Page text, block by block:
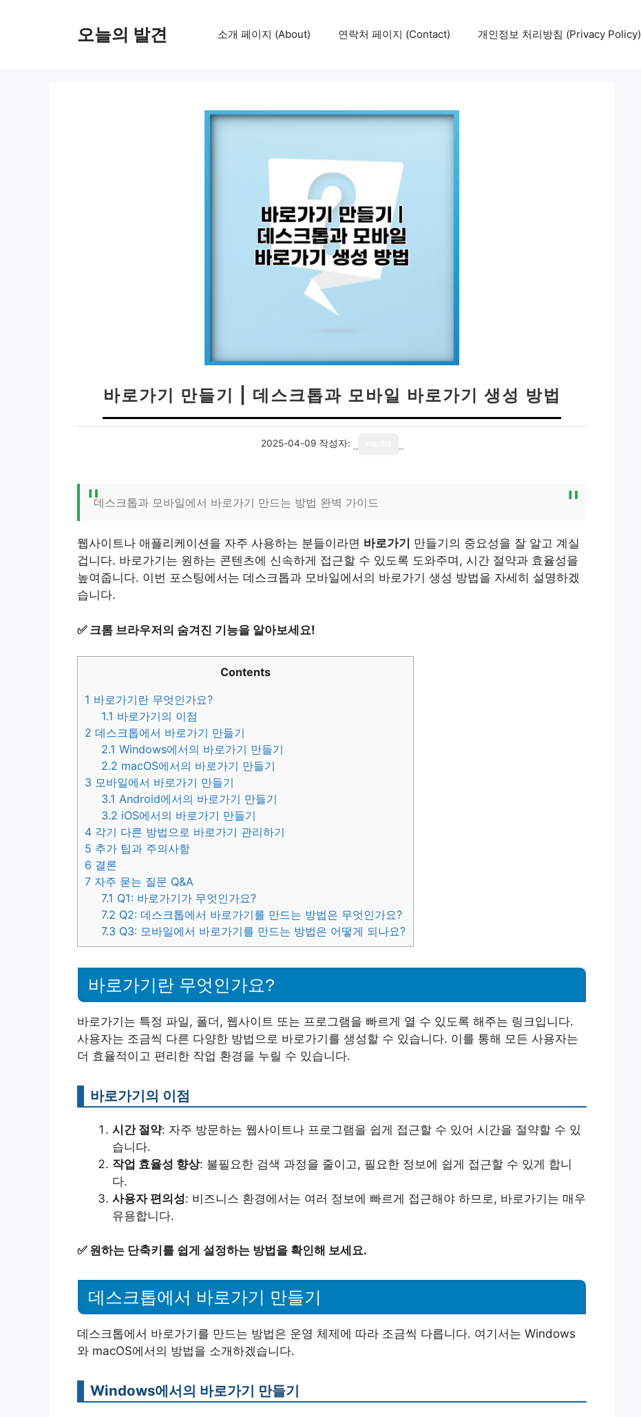
오늘의 발견 소개 페이지 (About) 연락처 페이지 (Contact) 개인정보 처리방침 (Privacy Policy)
바로가기 만들기 | 데스크톱과 모바일 바로가기 생성 방법
2025-04-09 작성자:
데스크톱과 모바일에서 바로가기 만드는 방법 완벽 가이드
웹사이트나 애플리케이션을 자주 사용하는 분들이라면 바로가기
만들기의 중요성을 잘 알고 계실
겁니다. 바로가기는 원하는 콘텐츠에 신속하게 접근할 수 있도록 도와주며, 시간 절약과 효율성을
높여줍니다. 이번 포스팅에서는 데스크톱과 모바일에서의 바로가기 생성 방법을 자세히 설명하겠
습니다.
✅ 크롬 브라우저의 숨겨진 기능을 알아보세요!
Contents
1 바로가기란 무엇인가요?
1.1 바로가기의 이점
2 데스크톱에서 바로가기 만들기
2.1 Windows에서의 바로가기 만들기
2.2 macOS에서의 바로가기 만들기
3 모바일에서 바로가기 만들기
3.1 Android에서의 바로가기 만들기
3.2 iOS에서의 바로가기 만들기
4 각기 다른 방법으로 바로가기 관리하기
5 추가 팁과 주의사항
6 결론
7 자주 묻는 질문 Q&A
7.1 Q1: 바로가기가 무엇인가요?
7.2 Q2: 데스크톱에서 바로가기를 만드는 방법은 무엇인가요?
7.3 Q3: 모바일에서 바로가기를 만드는 방법은 어떻게 되나요?
바로가기란 무엇인가요?
바로가기는 특정 파일, 폴더, 웹사이트 또는 프로그램을 빠르게 열 수 있도록 해주는 링크입니다.
사용자는 조금씩 다른 다양한 방법으로 바로가기를 생성할 수 있습니다. 이를 통해 모든 사용자는
더 효율적이고 편리한 작업 환경을 누릴 수 있습니다.
바로가기의 이점
시간 절약: 자주 방문하는 웹사이트나 프로그램을 쉽게 접근할 수 있어 시간을 절약할 수 있
습니다.
작업 효율성 향상: 불필요한 검색 과정을 줄이고, 필요한 정보에 쉽게 접근할 수 있게 합니
다.
사용자 편의성: 비즈니스 환경에서는 여러 정보에 빠르게 접근해야 하므로, 바로가기는 매우
유용합니다.
✅ 원하는 단축키를 쉽게 설정하는 방법을 확인해 보세요.
데스크톱에서 바로가기 만들기
데스크톱에서 바로가기를 만드는 방법은 운영 체제에 따라 조금씩 다릅니다. 여기서는 Windows
와 macOS에서의 방법을 소개하겠습니다.
Windows에서의 바로가기 만들기